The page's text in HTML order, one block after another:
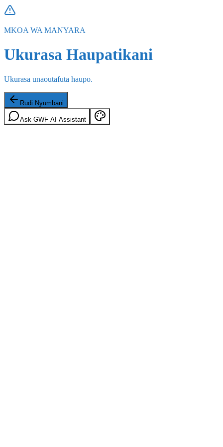
MKOA WA MANYARA
Ukurasa Haupatikani
Ukurasa unaoutafuta haupo.
Rudi Nyumbani
Ask GWF AI Assistant